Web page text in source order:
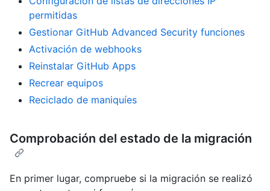
permitidas
Gestionar GitHub Advanced Security funciones
Activación de webhooks
Reinstalar GitHub Apps
Recrear equipos
Reciclado de maniquíes
Comprobación del estado de la migración
En primer lugar, compruebe si la migración se realizó